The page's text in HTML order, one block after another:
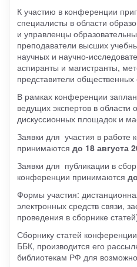
К участию в конференции
специалисты в области
и управленцы
преподаватели высших
научных и научно-
аспиранты и магистранты,
представители общественных
В рамках конференции
ведущих экспертов в области
дискуссионных площадок и
Заявки для участия в работе
принимаются до 18 августа
Заявки для публикации в
конференции принимаются
Формы участия:
электронных средств связи,
проведения в сборнике
Сборнику статей
ББК, производится его
библиотекам РФ для